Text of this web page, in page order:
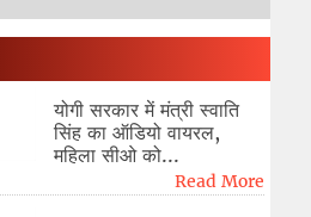
योगी सरकार में मंत्री स्वाति
सिंह का ऑडियो वायरल,
महिला सीओ को...
Read More